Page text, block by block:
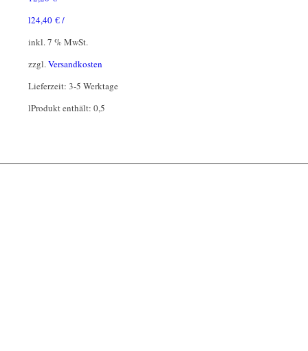
24,40 €/
l
inkl. 7 % MwSt.
zzgl.Versandkosten
Lieferzeit: 3-5 Werktage
Produkt enthält: 0,5
l